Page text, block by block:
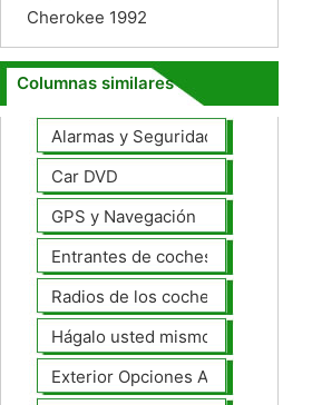
Cherokee 1992
Columnas similares
Alarmas y Seguridad
Car DVD
GPS y Navegación
Entrantes de coches
Radios de los coches
Hágalo usted mismo Mejoras Auto
Exterior Opciones Aftermarket